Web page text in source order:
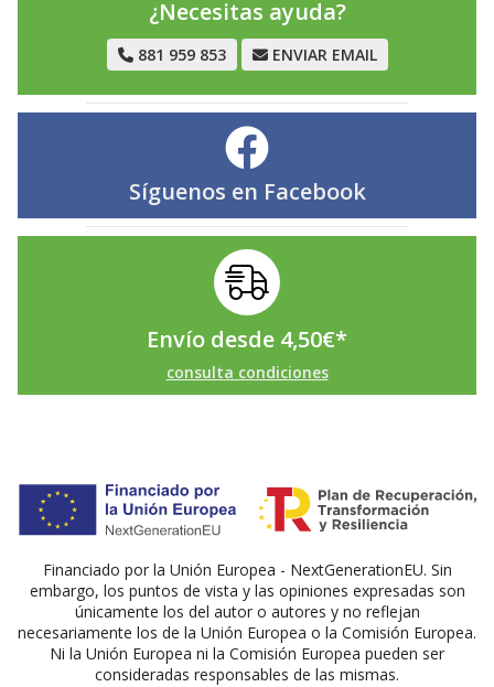
¿Necesitas ayuda?
881 959 853 ENVIAR EMAIL
Síguenos en Facebook
Envío desde 4,50€*
consulta condiciones
Financiado por la Unión Europea - NextGenerationEU. Sin
embargo, los puntos de vista y las opiniones expresadas son
únicamente los del autor o autores y no reflejan
necesariamente los de la Unión Europea o la Comisión Europea.
Ni la Unión Europea ni la Comisión Europea pueden ser
consideradas responsables de las mismas.